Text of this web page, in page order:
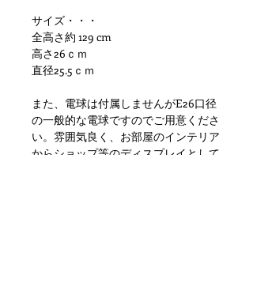
サイズ・・・
全高さ約 129 cm
高さ26ｃｍ
直径25.5ｃｍ
また、電球は付属しませんがE26口径
の一般的な電球ですのでご用意くださ
い。雰囲気良く、お部屋のインテリア
からショップ等のディスプレイとして